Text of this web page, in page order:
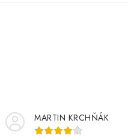
MARTIN KRCHŇÁK